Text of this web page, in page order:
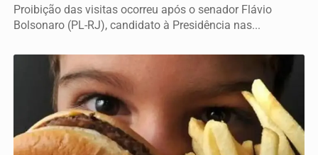
Proibição das visitas ocorreu após o senador Flávio
Bolsonaro (PL-RJ), candidato à Presidência nas...